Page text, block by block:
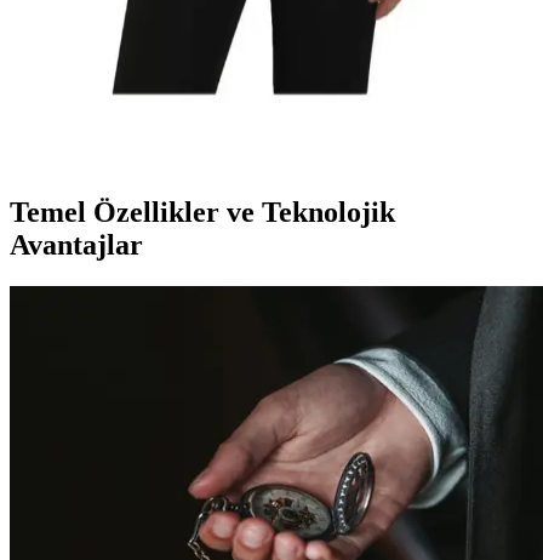
İnce Yaşam Termal Tayt ve Body Takımı: Vücut
Şekillendirme ve Terleme Özelliği
İnce Yaşam'ın yüksek bel termal tayt ve body takımı, terlemeyi
Temel Özellikler ve Teknolojik
Avantajlar